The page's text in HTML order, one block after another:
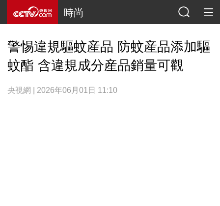
時尚
警惕違規驅蚊産品 防蚊産品添加驅
蚊酯 含違規成分産品銷量可觀
央視網 | 2026年06月01日 11:10